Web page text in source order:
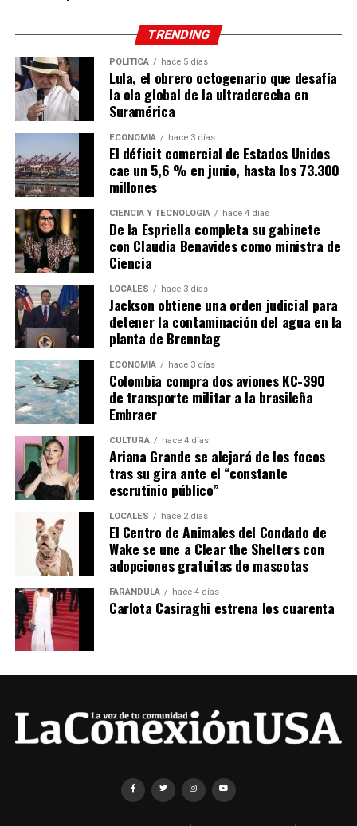
TRENDING
POLÍTICA hace 5 días
Lula, el obrero octogenario que desafía
la ola global de la ultraderecha en
Suramérica
ECONOMÍA hace 3 días
El déficit comercial de Estados Unidos
cae un 5,6 % en junio, hasta los 73.300
millones
CIENCIA Y TECNOLOGÍA hace 4 días
De la Espriella completa su gabinete
con Claudia Benavides como ministra de
Ciencia
LOCALES hace 3 días
Jackson obtiene una orden judicial para
detener la contaminación del agua en la
planta de Brenntag
ECONOMÍA hace 3 días
Colombia compra dos aviones KC-390
de transporte militar a la brasileña
Embraer
CULTURA hace 4 días
Ariana Grande se alejará de los focos
tras su gira ante el “constante
escrutinio público”
LOCALES hace 2 días
El Centro de Animales del Condado de
Wake se une a Clear the Shelters con
adopciones gratuitas de mascotas
FARÁNDULA hace 4 días
Carlota Casiraghi estrena los cuarenta